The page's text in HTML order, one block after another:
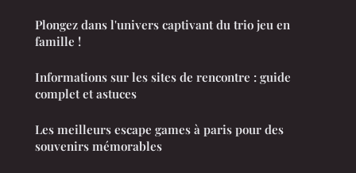
Plongez dans l'univers captivant du trio jeu en
famille !
Informations sur les sites de rencontre : guide
complet et astuces
Les meilleurs escape games à paris pour des
souvenirs mémorables